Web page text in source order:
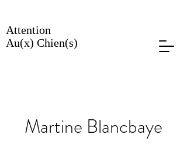
Attention
Au(x) Chien(s)
Martine Blancbaye